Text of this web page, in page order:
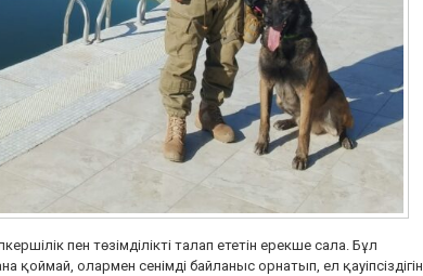
пен төзімділікті талап ететін ерекше сала. Бұл
қоймай, олармен сенімді байланыс орнатып, ел қауіпсіздігін